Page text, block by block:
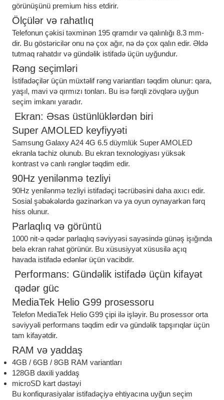
görünüşünü premium hiss etdirir.
Ölçülər və rahatlıq
Telefonun çəkisi təxminən 195 qramdır və qalınlığı 8.3 mm-
dir. Bu göstəricilər onu nə çox ağır, nə də çox qalın edir. Əldə
tutmaq rahatdır və gündəlik istifadə üçün uyğundur.
Rəng seçimləri
İstifadəçilər üçün müxtəlif rəng variantları təqdim olunur: qara,
yaşıl, mavi və qırmızı tonları. Bu isə fərqli zövqlərə uyğun
seçim imkanı yaradır.
Ekran: Əsas üstünlüklərdən biri
Super AMOLED keyfiyyəti
Samsung Galaxy A24 4G 6.5 düymlük Super AMOLED
ekranla təchiz olunub. Bu ekran texnologiyası yüksək
kontrast və canlı rənglər təqdim edir.
90Hz yenilənmə tezliyi
90Hz yenilənmə tezliyi istifadəçi təcrübəsini daha axıcı edir.
Sosial şəbəkələrdə gəzinərkən və ya oyun oynayarkən fərq
hiss olunur.
Parlaqlıq və görüntü
1000 nit-ə qədər parlaqlıq səviyyəsi sayəsində günəş işığında
belə ekran rahat görünür. Bu xüsusiyyət xüsusilə açıq
havada istifadə edənlər üçün vacibdir.
Performans: Gündəlik istifadə üçün kifayət
qədər güc
MediaTek Helio G99 prosessoru
Telefon MediaTek Helio G99 çipi ilə işləyir. Bu prosessor orta
səviyyəli performans təqdim edir və gündəlik tapşırıqlar üçün
tam kifayətdir.
RAM və yaddaş
4GB / 6GB / 8GB RAM variantları
128GB daxili yaddaş
microSD kart dəstəyi
Bu konfiqurasiyalar istifadəçiyə ehtiyacına uyğun seçim